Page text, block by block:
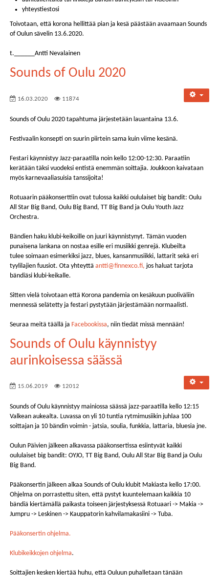
äänitallentaita tai linkkejä bändin äänityksiin tai videoihin
yhteystiestosi
Toivotaan, että korona hellittää pian ja kesä päästään avaamaan Sounds
t.______Antti Nevalainen
Sounds of Oulu 2020
Sounds of Oulu 2020 tapahtuma järjestetään lauantaina 13.6.
Festivaalin konsepti on suurin piirtein sama kuin viime kesänä.
Festari käynnistyy Jazz-paraatilla noin kello 12:00-12:30. Paraatiin
kerätään täksi vuodeksi entistä enemmän soittajia. Joukkoon kaivataan
myös karnevaaliasuisia tanssijoita!
Rotuaarin pääkonserttiin ovat tulossa kaikki oululaiset big bandit: Oulu
All Star Big Band, Oulu Big Band, TT Big Band ja Oulu Youth Jazz
Bändien haku klubi-keikoille on juuri käynnistynyt. Tämän vuoden
punaisena lankana on nostaa esille eri musiikki genrejä. Klubeilta
tulee soimaan esimerkiksi jazz, blues, kansanmusiikki, lattarit sekä eri
tyylilajien fuusiot. Ota yhteyttä
antti@finnexco.fi , jos haluat tarjota
Sitten vielä toivotaan että Korona pandemia on kesäkuun puoliväliin
mennessä selätetty ja festari pystytään järjestämään normaalisti.
Seuraa meitä täällä ja , niin tiedät missä mennään!
Sounds of Oulu käynnistyy
aurinkoisessa säässä
Sounds of Oulu käynnistyy mainiossa säässä jazz-paraatilla kello 12:15
Valkean aukealta. Luvassa on yli 10 tuntia rytmimusiikin juhlaa 100
soittajan ja 10 bändin voimin - jatsia, soulia, funkkia, lattaria, bluesia jne.
Oulun Päivien jälkeen alkavassa pääkonsertissa esiintyvät kaikki
oululaiset big bandit: OYJO, TT Big Band, Oulu All Star Big Band ja Oulu
Big Band.
Pääkonsertin jälkeen alkaa Sounds of Oulu klubit Makiasta kello 17:00.
Ohjelma on porrastettu siten, että pystyt kuuntelemaan kaikkia 10
bändiä kiertämällä paikasta toiseen järjestyksessä Rotuaari -> Makia ->
Jumpru -> Leskinen -> Kauppatorin kahvilamakasiini -> Tuba.
Pääkonsertin ohjelma.
Klubikeikkojen ohjelma